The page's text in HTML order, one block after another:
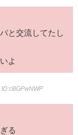
と交流してたし
よ
ID:cBGPwNWP
る